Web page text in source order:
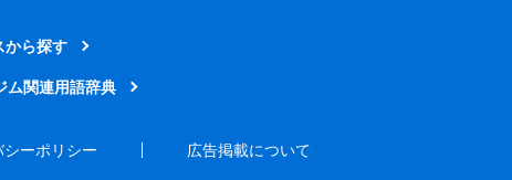
から探す
ム関連用語辞典
シーポリシー 広告掲載について